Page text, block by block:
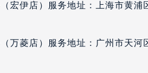
区明仁南街宝格丽售后服务中心
区浑江大街宝格丽售后服务中心（
（宏伊店）服务地址：上海市黄
（万菱店）服务地址：广州市天